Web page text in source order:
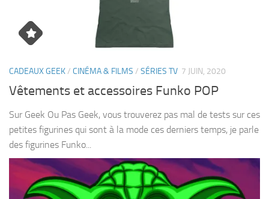
CADEAUX GEEK/ CINÉMA & FILMS / SÉRIES TV 7 JUIN, 2020
Vêtements et accessoires Funko POP
Sur Geek Ou Pas Geek, vous trouverez pas mal de tests sur ces
petites figurines qui sont à la mode ces derniers temps, je parle
des figurines Funko...